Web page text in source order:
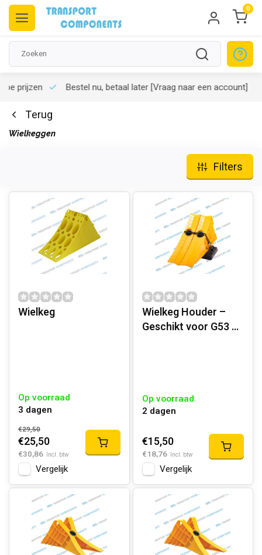
0
prijzen Bestel nu, betaal later[Vraag naar een account]
Terug
Wielkeggen
Filters
Wielkeg
Op voorraad
3 dagen
€29,50
€25,50
€30,86 Incl. btw
Vergelijk
Wielkeg Houder –
Geschikt voor G53 &
Op voorraad
2 dagen
€15,50
€18,76 Incl. btw
Vergelijk